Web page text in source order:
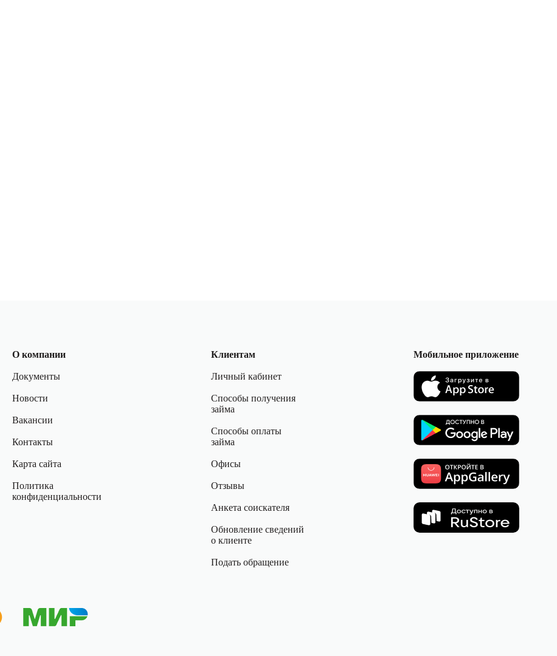
О компании
Документы
Новости
Вакансии
Контакты
Карта сайта
Политика
конфиденциальности
Клиентам
Личный кабинет
Способы получения
займа
Способы оплаты
займа
Офисы
Отзывы
Анкета соискателя
Обновление сведений
о клиенте
Подать обращение
Мобильное приложение